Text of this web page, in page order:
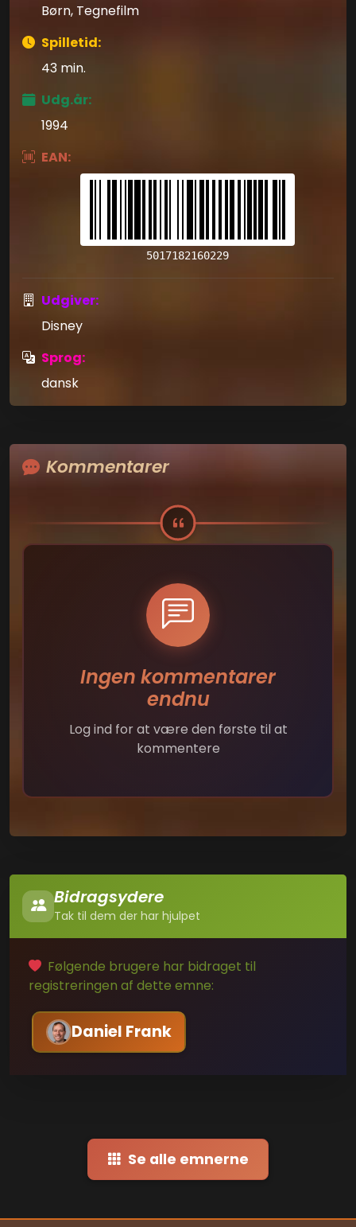
Børn, Tegnefilm
Spilletid:
43 min.
Udg.år:
1994
EAN:
5017182160229
Udgiver:
Disney
Sprog:
dansk
Kommentarer
Ingen kommentarer
endnu
Log ind for at være den første til at
kommentere
Bidragsydere
Tak til dem der har hjulpet
Følgende brugere har bidraget til
registreringen af dette emne:
Daniel Frank
Se alle emnerne